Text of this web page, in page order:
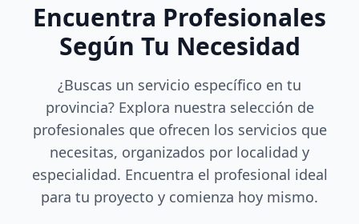
Encuentra Profesionales
Según Tu Necesidad
¿Buscas un servicio específico en tu
provincia? Explora nuestra selección de
profesionales que ofrecen los servicios que
necesitas, organizados por localidad y
especialidad. Encuentra el profesional ideal
para tu proyecto y comienza hoy mismo.